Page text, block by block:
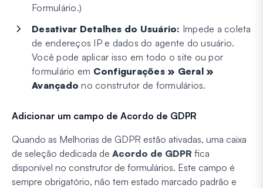
Formulário.)
Desativar Detalhes do Usuário: Impede a coleta
de endereços IP e dados do agente do usuário.
Você pode aplicar isso em todo o site ou por
formulário em Configurações » Geral »
Avançado no construtor de formulários.
Adicionar um campo de Acordo de GDPR
Quando as Melhorias de GDPR estão ativadas, uma caixa
de seleção dedicada de Acordo de GDPR fica
disponível no construtor de formulários. Este campo é
sempre obrigatório, não tem estado marcado padrão e